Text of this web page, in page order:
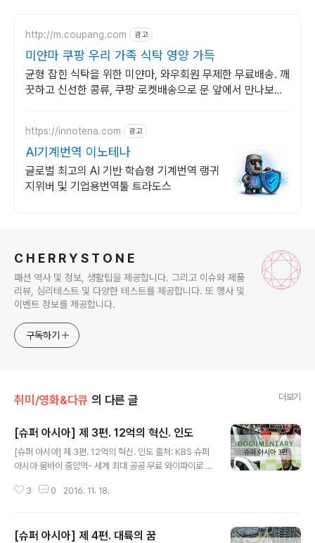
http://m.coupang.com 광고
미얀마 쿠팡 우리 가족 식탁 영양 가득
균형 잡힌 식탁을 위한 미얀마, 와우회원 무제한 무료배송. 깨
끗하고 신선한 콩류, 쿠팡 로켓배송으로 문 앞에서 만나보세
https://innotena.com 광고
AI기계번역 이노테나
글로벌 최고의 AI 기반 학습형 기계번역 랭귀
지위버 및 기업용번역툴 트라도스
C H E R R Y S T O N E
패션 역사 및 정보, 생활팁을 제공합니다. 그리고 이슈와 제품
리뷰, 심리테스트 및 다양한 테스트를 제공합니다. 또 행사 및
이벤트 정보를 제공합니다.
구독하기
취미/영화&다큐 의 다른 글 더보기
[슈퍼 아시아] 제 3편. 12억의 혁신. 인도
[슈퍼 아시아] 제 3편. 12억의 혁신. 인도 출처: KBS 슈퍼
아시아 뭄바이 중앙역- 세계 최대 공공 무료 와이파이로 구
보고 있다는 뜻이겠죠? 출처: KBS 슈퍼아시아 마이크로맥
중남미로 진출예정입니다. 올라- 2010년 설립한 인도의 I
3 0 2016. 11. 18.
[슈퍼 아시아] 제 4편. 대륙의 꿈